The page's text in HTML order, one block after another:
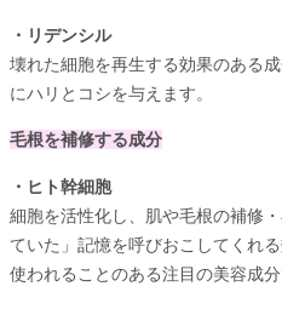
・リデンシル
壊れた細胞を再生する効果のある
にハリとコシを与えます。
毛根を補修する成分
・ヒト幹細胞
細胞を活性化し、肌や毛根の補修
ていた」記憶を呼びおこしてくれ
使われることのある注目の美容成分